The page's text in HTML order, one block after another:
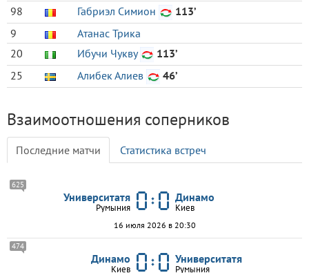
98
Габриэл Симион
113’
9
Атанас Трика
20
Ибучи Чукву
113’
25
Алибек Алиев 46’
Взаимоотношения соперников
Последние матчи Статистика встреч
Университатя
Румыния
Динамо
Киев
16 июля 2026 в 20:30
625
Динамо
Киев
Университатя
Румыния
474